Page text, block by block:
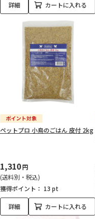
詳細 カートに入れる
ペットプロ 小鳥のごはん 皮付 2kg
1,310円
(送料別・税込)
獲得ポイント： 13 pt
詳細 カートに入れる